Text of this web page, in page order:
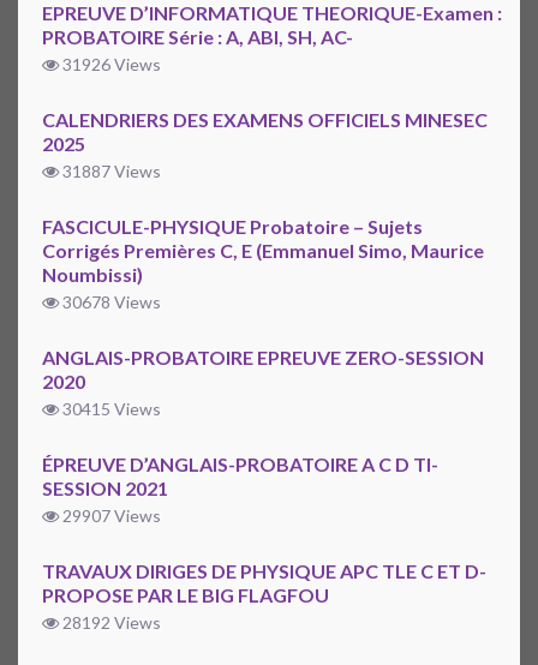
EPREUVE D’INFORMATIQUE THEORIQUE-Examen :
PROBATOIRE Série : A, ABI, SH, AC-
31926 Views
CALENDRIERS DES EXAMENS OFFICIELS MINESEC
2025
31887 Views
FASCICULE-PHYSIQUE Probatoire – Sujets
Corrigés Premières C, E (Emmanuel Simo, Maurice
Noumbissi)
30678 Views
ANGLAIS-PROBATOIRE EPREUVE ZERO-SESSION
2020
30415 Views
ÉPREUVE D’ANGLAIS-PROBATOIRE A C D TI-
SESSION 2021
29907 Views
TRAVAUX DIRIGES DE PHYSIQUE APC TLE C ET D-
PROPOSE PAR LE BIG FLAGFOU
28192 Views